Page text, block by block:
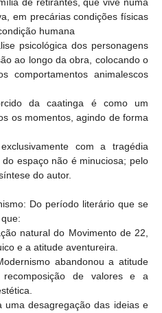
em precárias condições físicas
humana
psicológica dos personagens
ao longo da obra, colocando o
comportamentos animalescos
da caatinga é como um
os momentos, agindo de forma
com a tragédia
espaço não é minuciosa; pelo
do autor.
Do período literário que se
natural do Movimento de 22,
e a atitude aventureira.
abandonou a atitude
recomposição de valores e a
desagregação das ideias e